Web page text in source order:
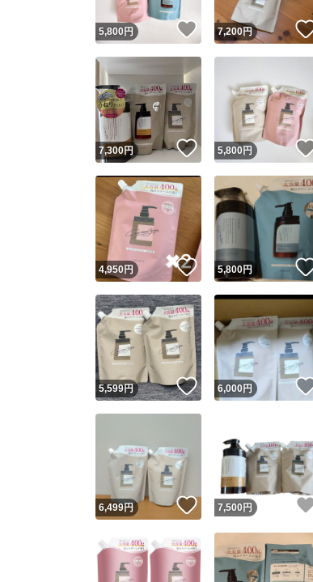
5,800 円 いいね！
7,200円
7,300円 いいね！
5,800円
4,950円 いいね！
5,800円
5,599円 いいね！
6,000円
6,499円 いいね！
7,500 円